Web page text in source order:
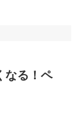
なる！ペ